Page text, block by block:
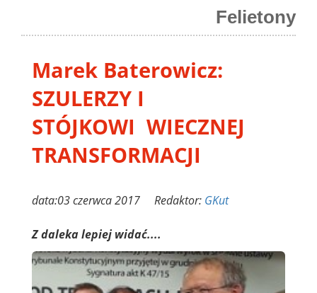
Felietony
Marek Baterowicz:
SZULERZY I
STÓJKOWI WIECZNEJ
TRANSFORMACJI
data:03 czerwca 2017 Redaktor: GKut
Z daleka lepiej widać....